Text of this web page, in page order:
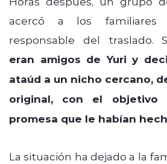
acercó a los
responsable del traslado.
eran amigos de Yuri y
ataúd a un nicho cercano,
original, con el objetivo
promesa que le habían
La situación ha dejado a la